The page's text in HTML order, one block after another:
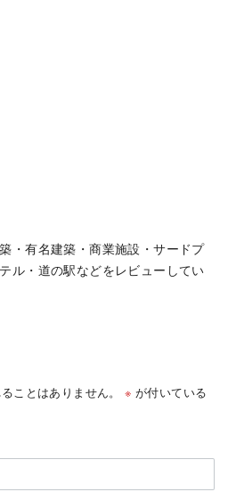
・有名建築・商業施設・サードプ
ル・道の駅などをレビューしてい
ことはありません。 ※ が付いている